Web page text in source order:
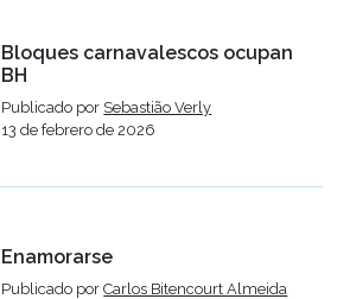
Bloques carnavalescos ocupan
BH
Publicado por Sebastião Verly
13 de febrero de 2026
Enamorarse
Publicado porCarlos Bitencourt Almeida